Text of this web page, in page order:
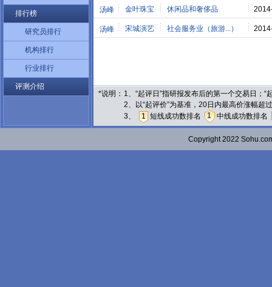
排行榜
研究员排行
机构排行
行业排行
评测介绍
汤峰 金叶珠宝 休闲品和奢侈品
汤峰 宋城演艺 社会服务业（旅游...）
*说明： 1、“起评日”指研报发布后的第一个交易日；
2、以“起评价”为基准，20日内最高价涨幅
3、
1 短线成功数排名 1 中线成功数排名
Copyright 2022